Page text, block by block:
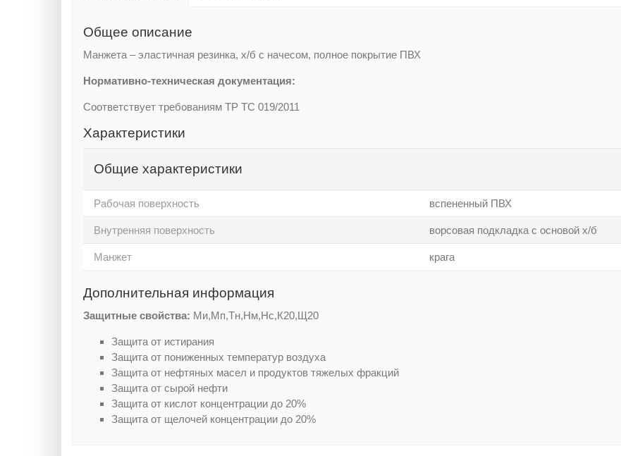
Общее описание
Манжета – эластичная резинка, х/б с начесом, полное покрытие ПВХ
Нормативно-техническая документация:
Соответствует требованиям ТР ТС 019/2011
Характеристики
Общие характеристики
Рабочая поверхность вспененный ПВХ
Внутренняя поверхность ворсовая подкладка с основой х/б
Манжет крага
Дополнительная информация
Защитные свойства: Ми,Мп,Тн,Нм,Нс,К20,Щ20
Защита от истирания
Защита от пониженных температур воздуха
Защита от нефтяных масел и продуктов тяжелых фракций
Защита от сырой нефти
Защита от кислот концентрации до 20%
Защита от щелочей концентрации до 20%